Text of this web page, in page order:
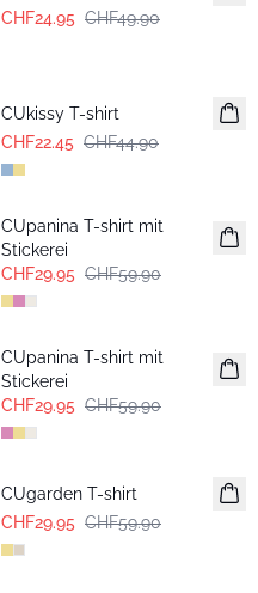
CHF24.95 CHF49.90
CUkissy T-shirt
CHF22.45 CHF44.90
-50%
CUpanina T-shirt mit
Stickerei
CHF29.95 CHF59.90
-50%
CUpanina T-shirt mit
Stickerei
CHF29.95 CHF59.90
-50%
CUgarden T-shirt
CHF29.95 CHF59.90
-50%